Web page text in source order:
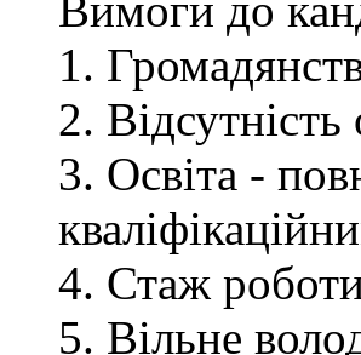
1.
2.
3. Освіта -
4. Стаж
5. Вільне